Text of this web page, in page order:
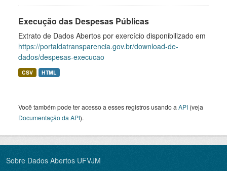
Execução das Despesas Públicas
Extrato de Dados Abertos por exercício disponibilizado em
https://portaldatransparencia.gov.br/download-de-
dados/despesas-execucao
CSV HTML
Você também pode ter acesso a esses registros usando a API (veja
Documentação da API).
Sobre Dados Abertos UFVJM